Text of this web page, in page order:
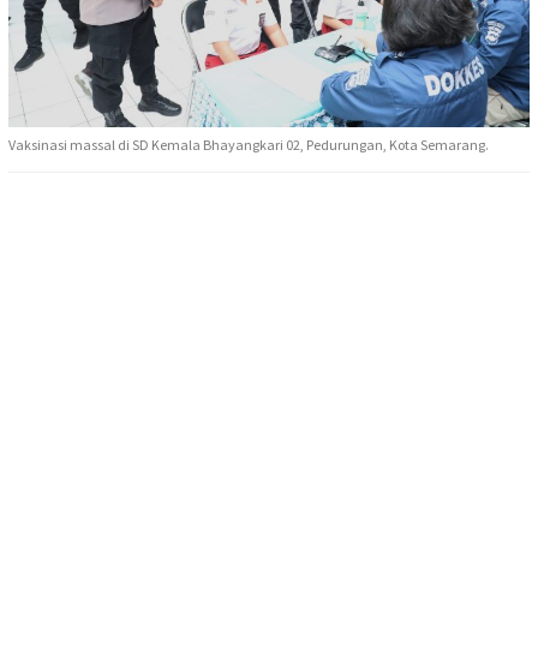
Vaksinasi massal di SD Kemala Bhayangkari 02, Pedurungan, Kota Semarang.